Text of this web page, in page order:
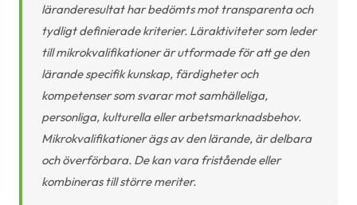
läranderesultat har bedömts mot transparenta och
tydligt definierade kriterier. Läraktiviteter som leder
till mikrokvalifikationer är utformade för att ge den
lärande specifik kunskap, färdigheter och
kompetenser som svarar mot samhälleliga,
personliga, kulturella eller arbetsmarknadsbehov.
Mikrokvalifikationer ägs av den lärande, är delbara
och överför­bara. De kan vara fristående eller
kombineras till större meriter.